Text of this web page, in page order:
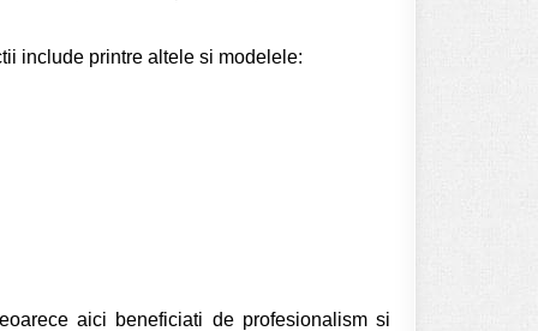
include printre altele si modelele:
aici beneficiati de profesionalism si